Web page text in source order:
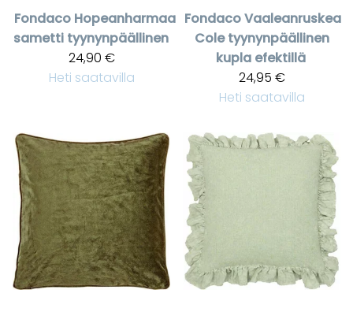
Fondaco Hopeanharmaa
sametti tyynynpäällinen
24,90 €
Heti saatavilla
FondacoVaaleanruskea
Cole tyynynpäällinen
kupla efektillä
24,95 €
Heti saatavilla